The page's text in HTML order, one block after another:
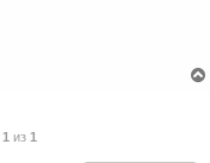
1 из 1